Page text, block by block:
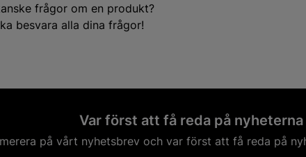
frågor om en produkt?
besvara alla dina frågor!
Var först att få reda på nyheterna
på vårt nyhetsbrev och var först att få reda på